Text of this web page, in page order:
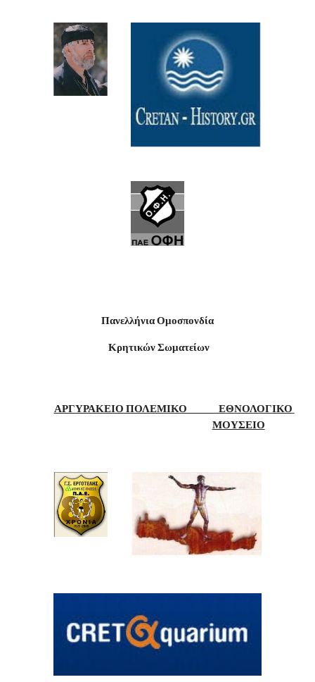
Πανελλήνια Ομοσπονδία
Κρητικών Σωματείων
ΑΡΓΥΡΑΚΕΙΟ ΠΟΛΕΜΙΚΟ               ΕΘΝΟΛΟΓΙΚΟ
ΜΟΥΣΕΙΟ